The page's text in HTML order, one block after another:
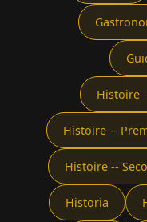
Histoire
Histoire --
Histoire --
Historia